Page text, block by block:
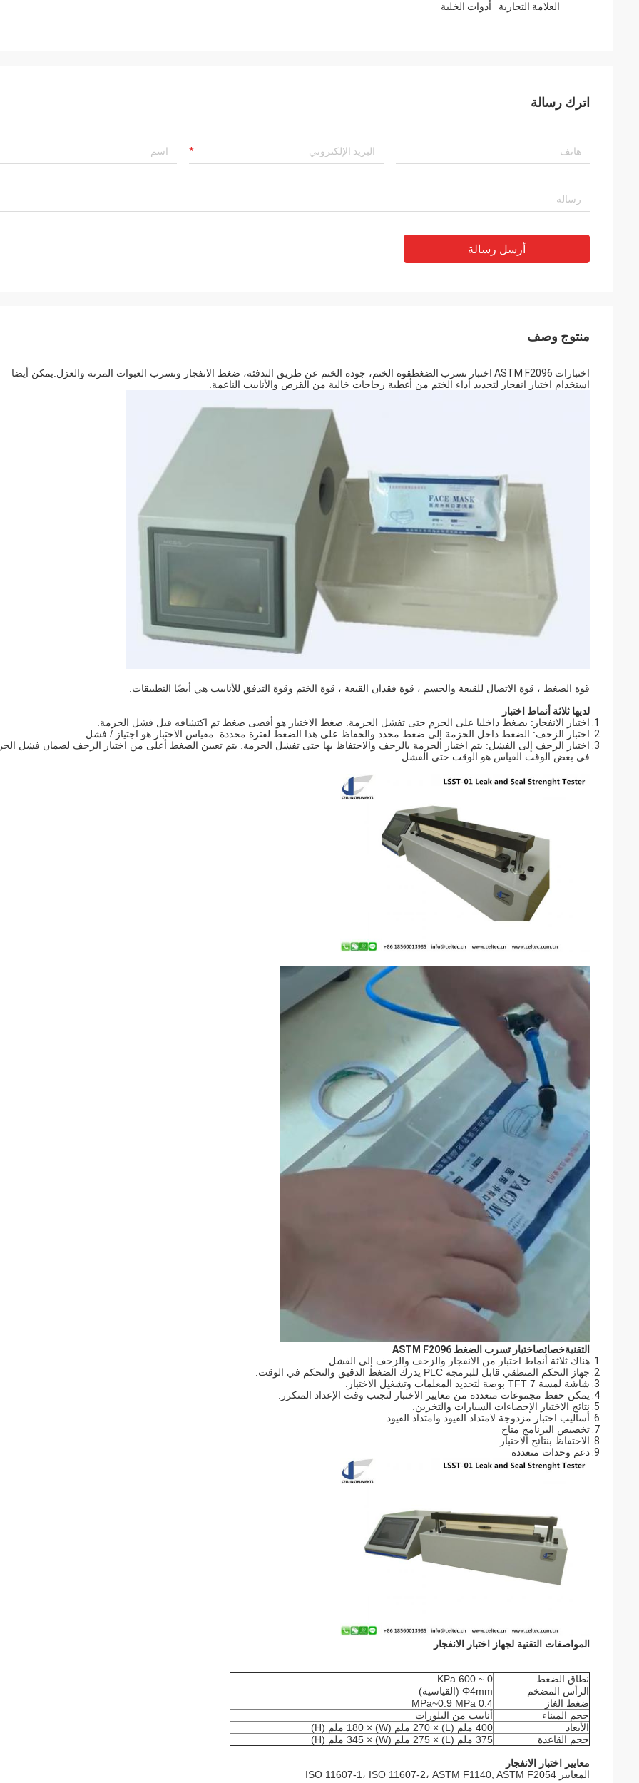
العلامة التجارية أدوات الخلية
اترك رسالة
أرسل رسالة
منتوج وصف
اختبارات ASTM F2096 اختبار تسرب الضغط
قوة الختم، جودة الختم عن طريق التدفئة، ضغط الانفجار وتسرب العبوات المرنة والعزل.يمكن أيضا
استخدام اختبار انفجار لتحديد أداء الختم من أغطية زجاجات خالية من القرص والأنابيب الناعمة.
قوة الضغط ، قوة الاتصال للقبعة والجسم ، قوة فقدان القبعة ، قوة الختم وقوة التدفق للأنابيب هي أيضًا التطبيقات.
لديها ثلاثة أنماط اختبار
اختبار الانفجار: يضغط داخليا على الحزم حتى تفشل الحزمة. ضغط الاختبار هو أقصى ضغط تم اكتشافه قبل فشل الحزمة.
اختبار الزحف: الضغط داخل الحزمة إلى ضغط محدد والحفاظ على هذا الضغط لفترة محددة. مقياس الاختبار هو اجتياز / فشل.
اختبار الزحف إلى الفشل: يتم اختبار الحزمة بالزحف والاحتفاظ بها حتى تفشل الحزمة. يتم تعيين الضغط أعلى من اختبار الزحف لضمان فشل
في بعض الوقت.القياس هو الوقت حتى الفشل.
التقنيةخصائصاختبار تسرب الضغط ASTM F2096
هناك ثلاثة أنماط اختبار من الانفجار والزحف والزحف إلى الفشل
جهاز التحكم المنطقي قابل للبرمجة PLC يدرك الضغط الدقيق والتحكم في الوقت.
شاشة لمسة TFT 7 بوصة لتحديد المعلمات وتشغيل الاختبار.
يمكن حفظ مجموعات متعددة من معايير الاختبار لتجنب وقت الإعداد المتكرر.
نتائج الاختبار الإحصاءات السيارات والتخزين.
أساليب اختبار مزدوجة لامتداد القيود وامتداد القيود
تخصيص البرنامج متاح
الاحتفاظ بنتائج الاختبار
دعم وحدات متعددة
المواصفات التقنية لجهاز اختبار الانفجار
نطاق الضغط
0 ~ 600 KPa
الرأس المضخم
Φ4mm (القياسية)
ضغط الغاز
0.4 MPa~0.9 MPa
حجم الميناء
أنابيب من البلورات
الأبعاد
400 ملم (L) × 270 ملم (W) × 180 ملم (H)
حجم القاعدة
375 ملم (L) × 275 ملم (W) × 345 ملم (H)
معايير اختبار الانفجار
المعايير ISO 11607-1، ISO 11607-2، ASTM F1140, ASTM F2054